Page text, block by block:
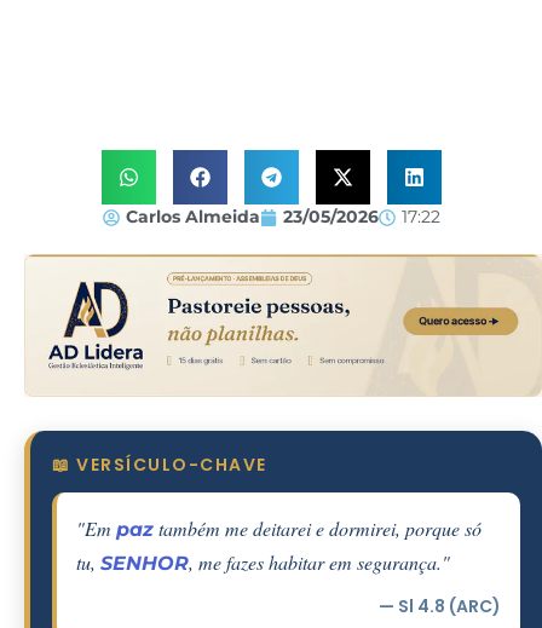
Carlos Almeida 23/05/2026 17:22
📖 VERSÍCULO-CHAVE
"Em paz também me deitarei e dormirei, porque só
tu, SENHOR, me fazes habitar em segurança."
— Sl 4.8 (ARC)